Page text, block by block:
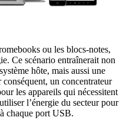
ou les blocs-notes,
Ce scénario entraînerait non
hôte, mais aussi une
conséquent, un concentrateur
les appareils qui nécessitent
l’énergie du secteur pour
chaque port USB.